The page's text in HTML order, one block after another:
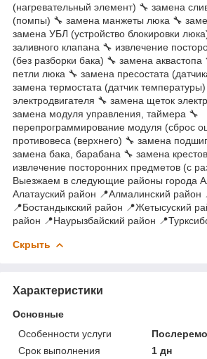
(нагревательный элемент) 🔧 замена
(помпы) 🔧 замена манжеты люка 🔧
замена УБЛ (устройство блокировки
заливного клапана 🔧 извлечение
(без разборки бака) 🔧 замена аквастопа
петли люка 🔧 замена пресостата
замена термостата (датчик
электродвигателя 🔧 замена щеток
замена модуля управления, таймера 🔧
перепрограммирование модуля (сброс
противовеса (верхнего) 🔧 замена
замена бака, барабана 🔧 замена
извлечение посторонних предметов (с
Выезжаем в следующие районы города
Алатауский район 📍Алмалинский район
📍Бостандыкский район 📍Жетысуский
район 📍Наурызбайский район
Скрыть
Характеристики
Основные
Особенности услуги
Срок выполнения
1 дн